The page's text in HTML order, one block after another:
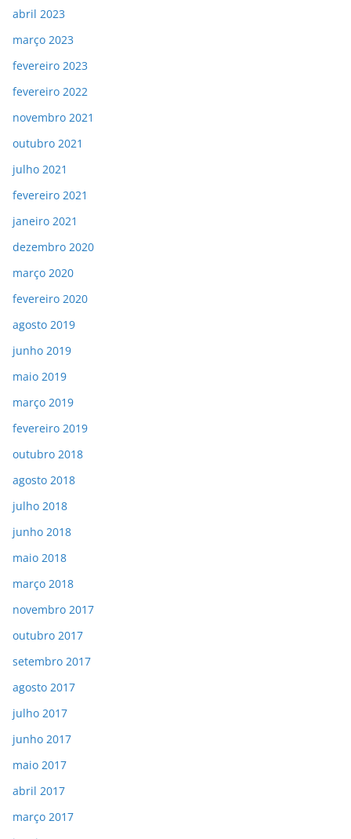
abril 2023
março 2023
fevereiro 2023
fevereiro 2022
novembro 2021
outubro 2021
julho 2021
fevereiro 2021
janeiro 2021
dezembro 2020
março 2020
fevereiro 2020
agosto 2019
junho 2019
maio 2019
março 2019
fevereiro 2019
outubro 2018
agosto 2018
julho 2018
junho 2018
maio 2018
março 2018
novembro 2017
outubro 2017
setembro 2017
agosto 2017
julho 2017
junho 2017
maio 2017
abril 2017
março 2017